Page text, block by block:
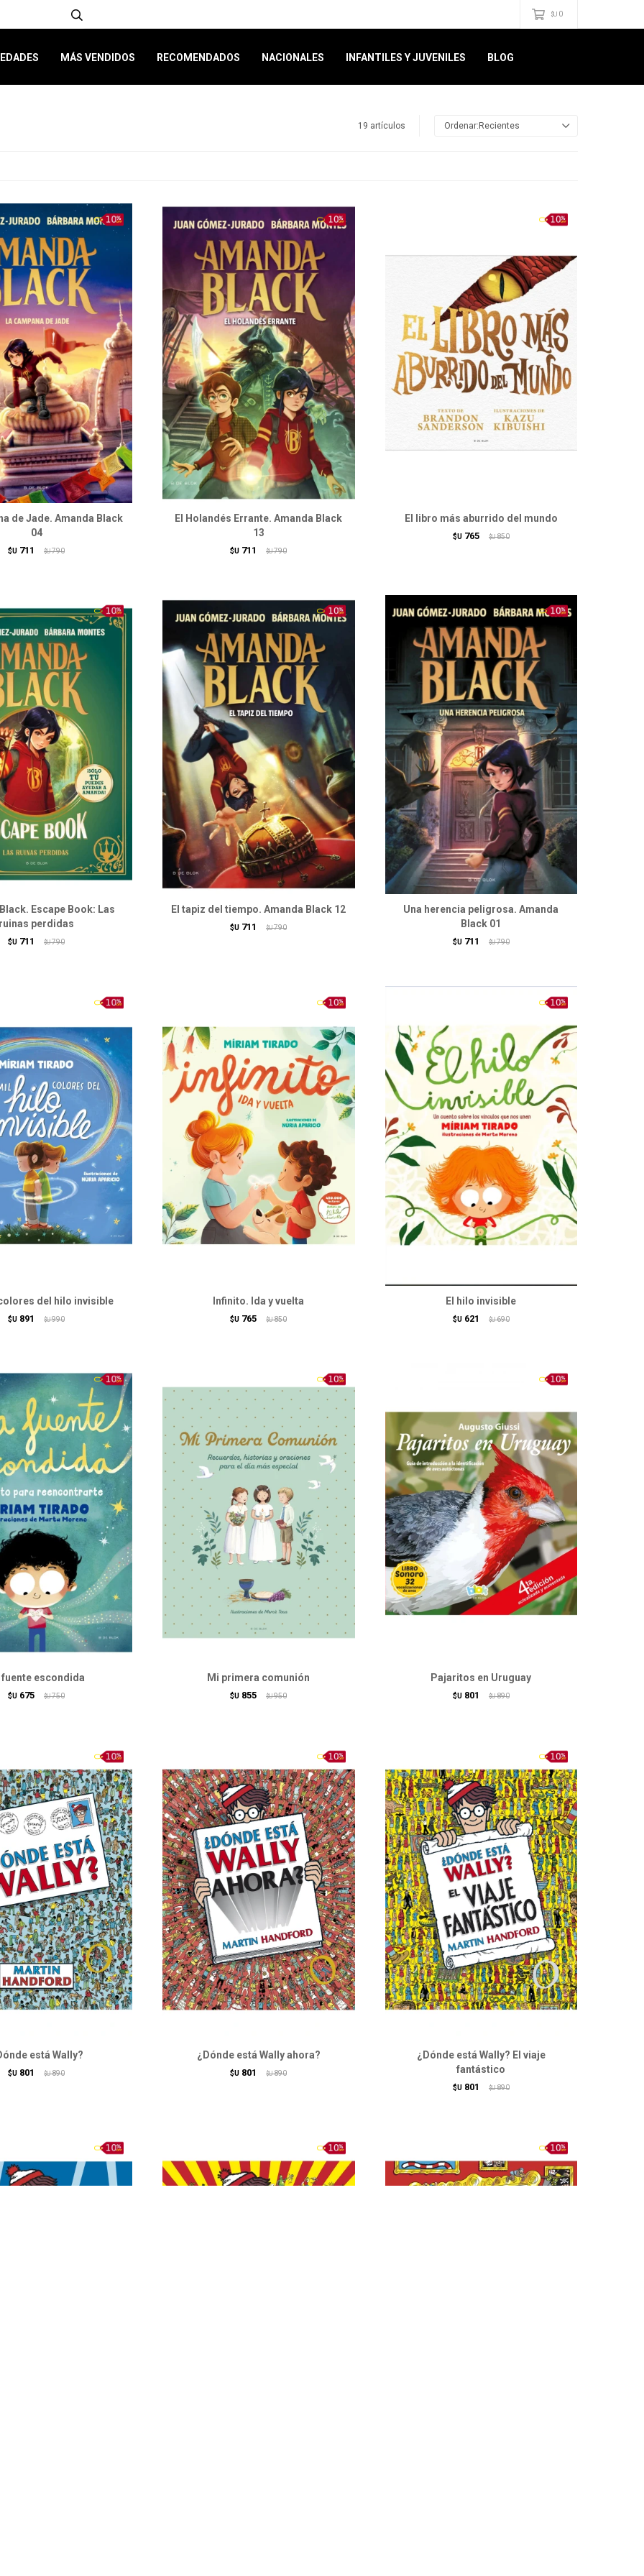
MÁS VENDIDOS RECOMENDADOS NACIONALES INFANTILES Y JUVENILES BLOG
$U 0
19 artículos Recientes
de Jade. Amanda Black
04
$U 711 $U 790
El Holandés Errante. Amanda Black
13
$U 711 $U 790
El libro más aburrido del mundo
$U 765 $U 850
Escape Book: Las
perdidas
$U 711 $U 790
El tapiz del tiempo. Amanda Black 12
$U 711 $U 790
Una herencia peligrosa. Amanda
Black 01
$U 711 $U 790
del hilo invisible
$U 891 $U 990
Infinito. Ida y vuelta
$U 765 $U 850
El hilo invisible
$U 621 $U 690
fuente escondida
$U 675 $U 750
Mi primera comunión
$U 855 $U 950
Pajaritos en Uruguay
$U 801 $U 890
está Wally?
$U 801 $U 890
¿Dónde está Wally ahora?
$U 801 $U 890
¿Dónde está Wally? El viaje
fantástico
$U 801 $U 890